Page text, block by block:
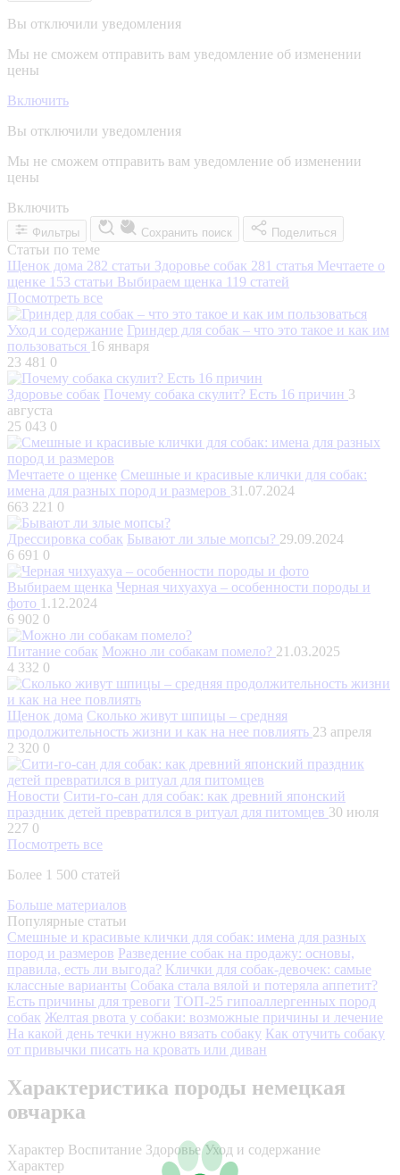
Вы отключили уведомления
Мы не сможем отправить вам уведомление об изменении
цены
Включить
Вы отключили уведомления
Мы не сможем отправить вам уведомление об изменении
цены
Включить
Фильтры Сохранить поиск Поделиться
Статьи по теме
Щенок дома 282 статьи Здоровье собак 281 статья Мечтаете о
щенке 153 статьи Выбираем щенка 119 статей
Посмотреть все
Уход и содержание Гриндер для собак – что это такое и как им
пользоваться 16 января
23 481 0
Здоровье собак Почему собака скулит? Есть 16 причин 3
августа
25 043 0
Мечтаете о щенке Смешные и красивые клички для собак:
имена для разных пород и размеров 31.07.2024
663 221 0
Дрессировка собак Бывают ли злые мопсы? 29.09.2024
6 691 0
Выбираем щенка Черная чихуахуа – особенности породы и
фото 1.12.2024
6 902 0
Питание собак Можно ли собакам помело? 21.03.2025
4 332 0
Щенок дома Сколько живут шпицы – средняя
продолжительность жизни и как на нее повлиять 23 апреля
2 320 0
Новости Сити-го-сан для собак: как древний японский
праздник детей превратился в ритуал для питомцев 30 июля
227 0
Посмотреть все
Более 1 500 статей
Больше материалов
Популярные статьи
Смешные и красивые клички для собак: имена для разных
пород и размеров Разведение собак на продажу: основы,
правила, есть ли выгода? Клички для собак-девочек: самые
классные варианты Собака стала вялой и потеряла аппетит?
Есть причины для тревоги ТОП-25 гипоаллергенных пород
собак Желтая рвота у собаки: возможные причины и лечение
На какой день течки нужно вязать собаку Как отучить собаку
от привычки писать на кровать или диван
Характеристика породы немецкая
овчарка
Характер Воспитание Здоровье Уход и содержание
Характер